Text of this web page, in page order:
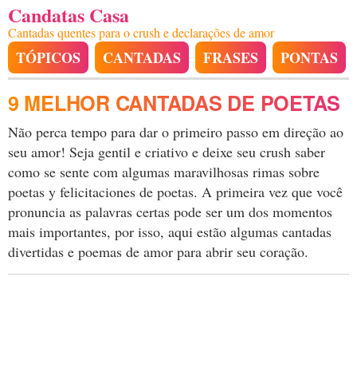
Candatas Casa
Cantadas quentes para o crush e declarações de amor
TÓPICOS CANTADAS FRASES PONTAS
9 MELHOR CANTADAS DE POETAS
Não perca tempo para dar o primeiro passo em direção ao
seu amor! Seja gentil e criativo e deixe seu crush saber
como se sente com algumas maravilhosas rimas sobre
poetas y felicitaciones de poetas. A primeira vez que você
pronuncia as palavras certas pode ser um dos momentos
mais importantes, por isso, aqui estão algumas cantadas
divertidas e poemas de amor para abrir seu coração.